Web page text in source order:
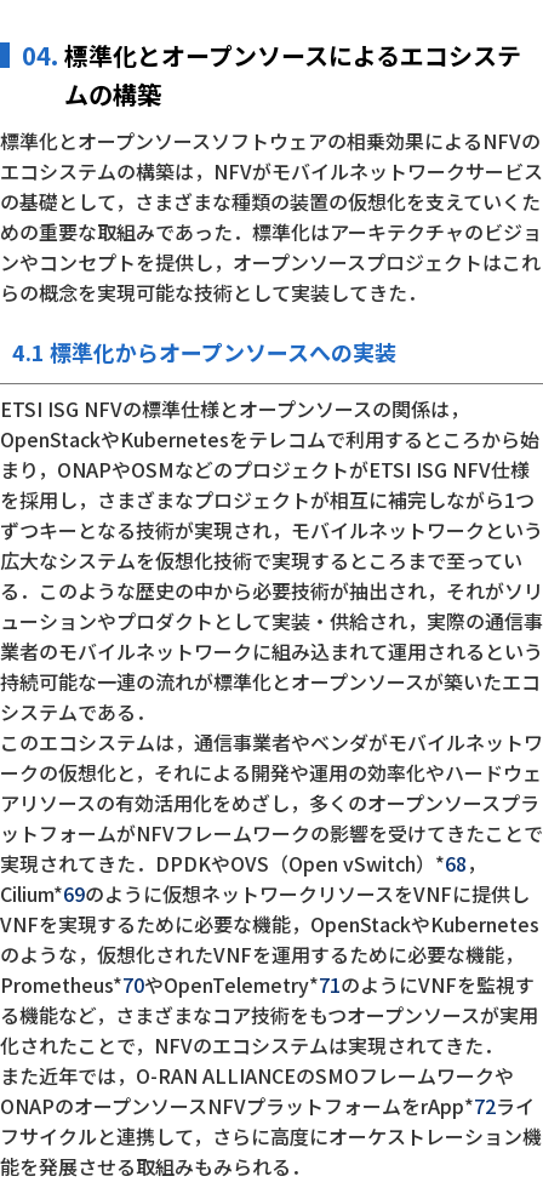
04. 標準化とオープンソースによるエコシステ
ムの構築
標準化とオープンソースソフトウェアの相乗効果によるNFVの
エコシステムの構築は，NFVがモバイルネットワークサービス
の基礎として，さまざまな種類の装置の仮想化を支えていくた
めの重要な取組みであった．標準化はアーキテクチャのビジョ
ンやコンセプトを提供し，オープンソースプロジェクトはこれ
らの概念を実現可能な技術として実装してきた．
4.1 標準化からオープンソースへの実装
ETSI ISG NFVの標準仕様とオープンソースの関係は，
OpenStackやKubernetesをテレコムで利用するところから始
まり，ONAPやOSMなどのプロジェクトがETSI ISG NFV仕様
を採用し，さまざまなプロジェクトが相互に補完しながら1つ
ずつキーとなる技術が実現され，モバイルネットワークという
広大なシステムを仮想化技術で実現するところまで至ってい
る．このような歴史の中から必要技術が抽出され，それがソリ
ューションやプロダクトとして実装・供給され，実際の通信事
業者のモバイルネットワークに組み込まれて運用されるという
持続可能な一連の流れが標準化とオープンソースが築いたエコ
システムである．
このエコシステムは，通信事業者やベンダがモバイルネットワ
ークの仮想化と，それによる開発や運用の効率化やハードウェ
アリソースの有効活用化をめざし，多くのオープンソースプラ
ットフォームがNFVフレームワークの影響を受けてきたことで
実現されてきた．DPDKやOVS（Open vSwitch）*68，
Cilium*69のように仮想ネットワークリソースをVNFに提供し
VNFを実現するために必要な機能，OpenStackやKubernetes
のような，仮想化されたVNFを運用するために必要な機能，
Prometheus*70やOpenTelemetry*71のようにVNFを監視す
る機能など，さまざまなコア技術をもつオープンソースが実用
化されたことで，NFVのエコシステムは実現されてきた．
また近年では，O-RAN ALLIANCEのSMOフレームワークや
ONAPのオープンソースNFVプラットフォームをrApp*72ライ
フサイクルと連携して，さらに高度にオーケストレーション機
能を発展させる取組みもみられる．